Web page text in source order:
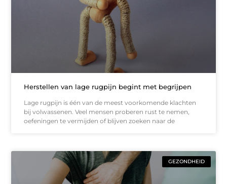
Herstellen van lage rugpijn begint met begrijpen
Lage rugpijn is één van de meest voorkomende klachten
bij volwassenen. Veel mensen proberen rust te nemen,
oefeningen te vermijden of blijven zoeken naar de
GEZONDHEID